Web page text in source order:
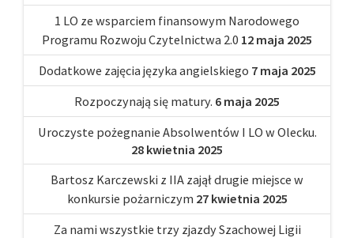
1 LO ze wsparciem finansowym Narodowego
Programu Rozwoju Czytelnictwa 2.0 12 maja 2025
Dodatkowe zajęcia języka angielskiego 7 maja 2025
Rozpoczynają się matury. 6 maja 2025
Uroczyste pożegnanie Absolwentów I LO w Olecku.
28 kwietnia 2025
Bartosz Karczewski z IIA zajął drugie miejsce w
konkursie pożarniczym 27 kwietnia 2025
Za nami wszystkie trzy zjazdy Szachowej Ligii